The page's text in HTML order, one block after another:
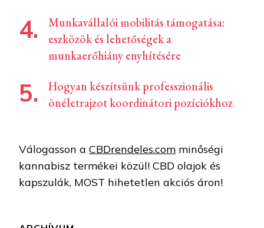
Munkavállalói mobilitás támogatása:
eszközök és lehetőségek a
munkaerőhiány enyhítésére
Hogyan készítsünk professzionális
önéletrajzot koordinátori pozíciókhoz
Válogasson a CBDrendeles.com minőségi
kannabisz termékei közül! CBD olajok és
kapszulák, MOST hihetetlen akciós áron!